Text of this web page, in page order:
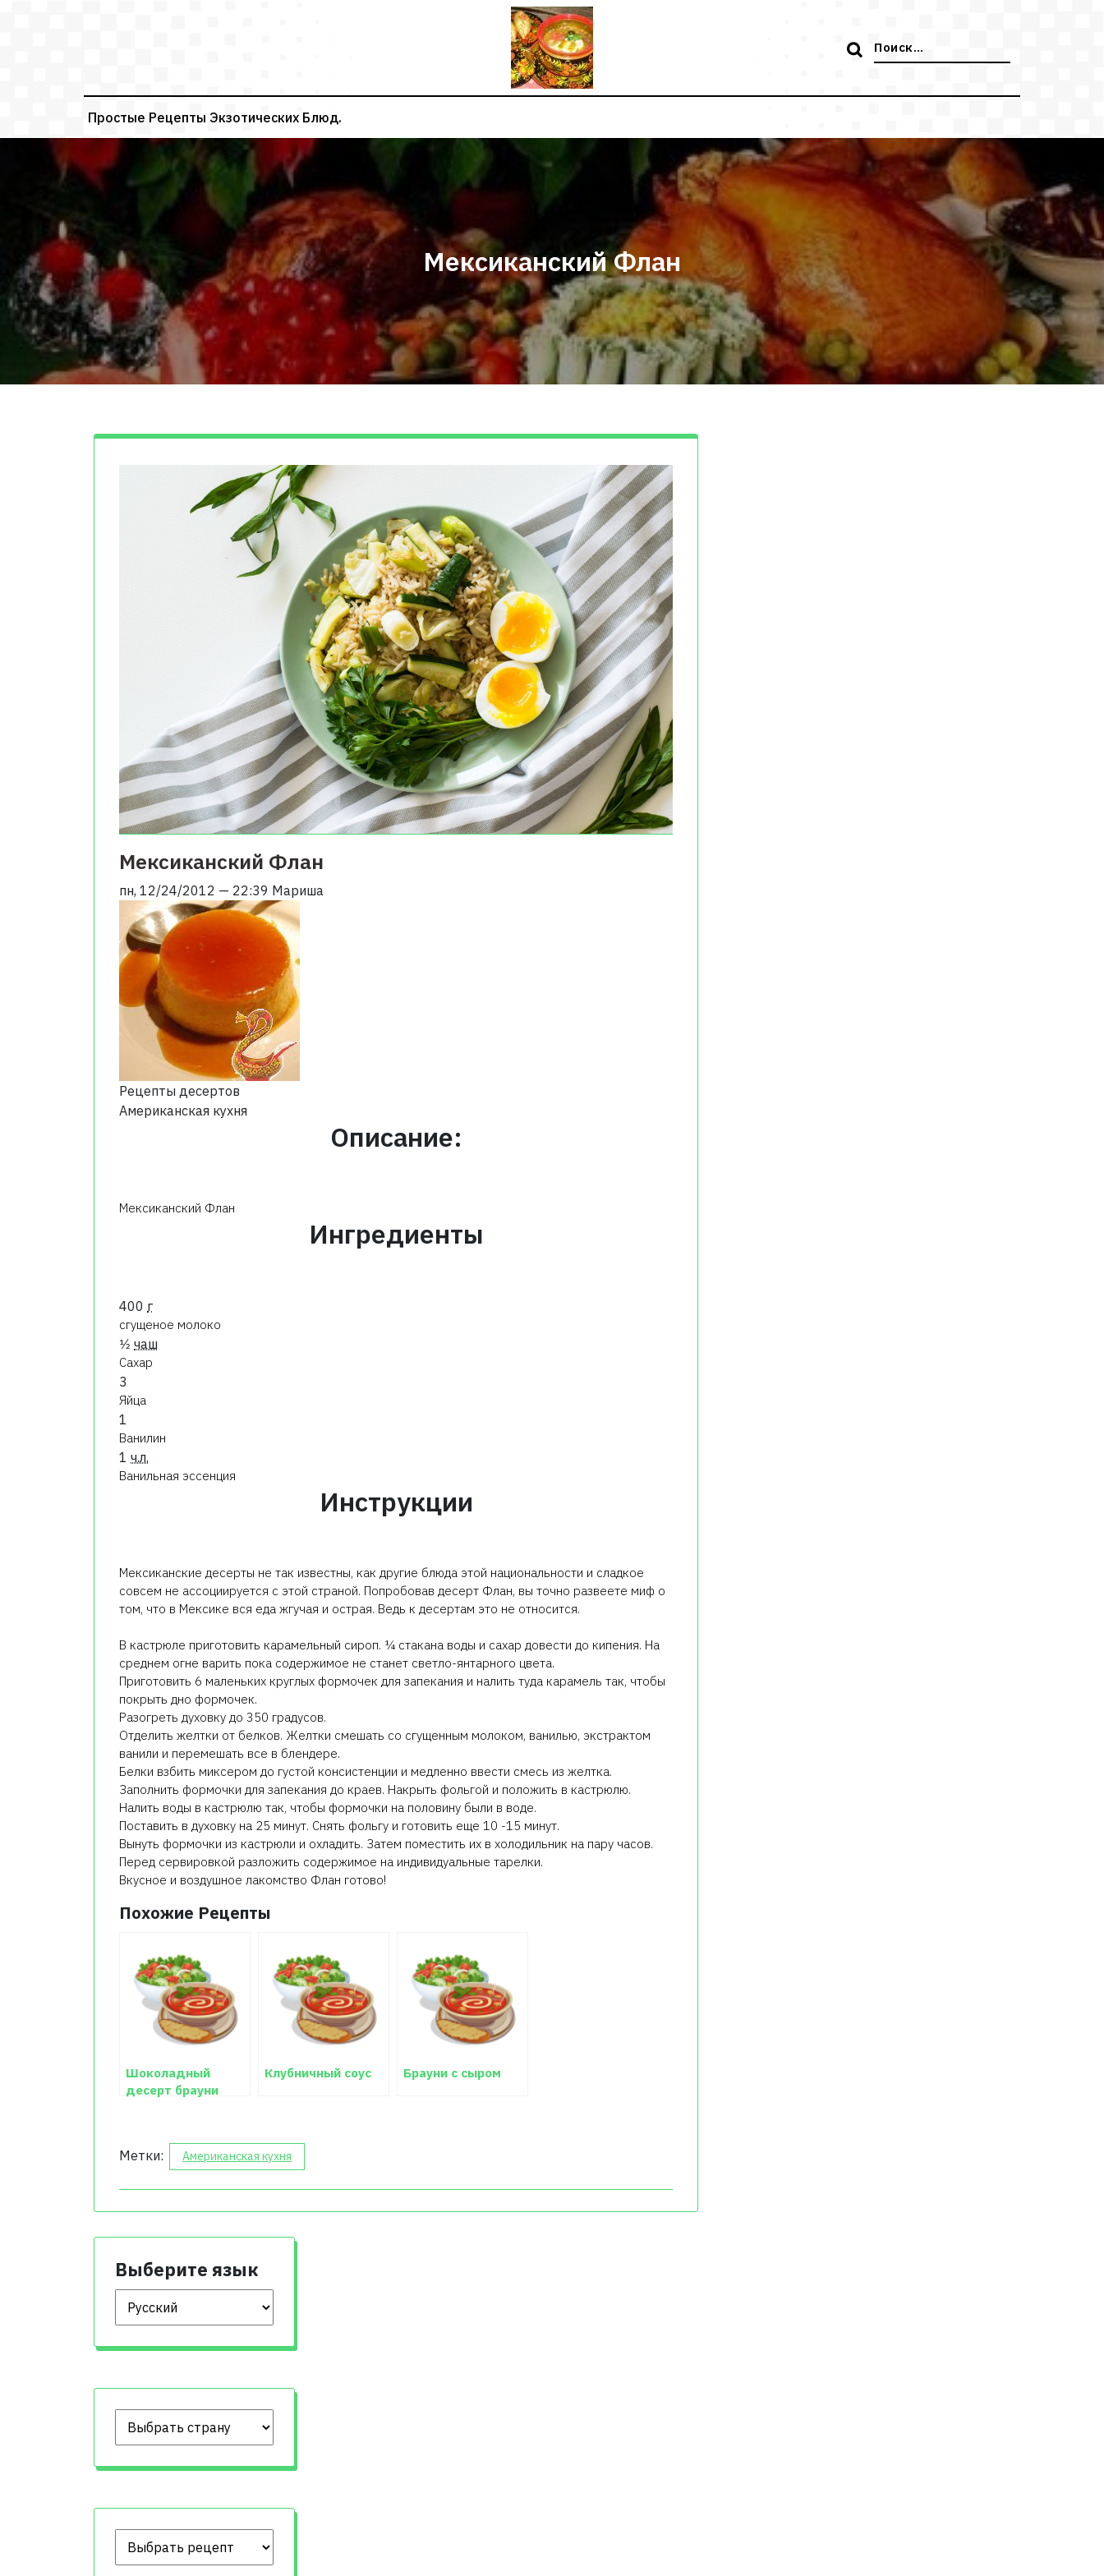
Поиск:
Простые Рецепты Экзотических Блюд.
Мексиканский Флан
Мексиканский Флан
пн, 12/24/2012 — 22:39 Мариша
Рецепты десертов
Американская кухня
Описание:
Мексиканский Флан
Ингредиенты
400 г
сгущеное молоко
1⁄2 чаш
Сахар
3
Яйца
1
Ванилин
1 ч.л.
Ванильная эссенция
Инструкции
Мексиканские десерты не так известны, как другие блюда этой национальности и сладкое
совсем не ассоциируется с этой страной. Попробовав десерт Флан, вы точно развеете миф о
том, что в Мексике вся еда жгучая и острая. Ведь к десертам это не относится.
В кастрюле приготовить карамельный сироп. ¼ стакана воды и сахар довести до кипения. На
среднем огне варить пока содержимое не станет светло-янтарного цвета.
Приготовить 6 маленьких круглых формочек для запекания и налить туда карамель так, чтобы
покрыть дно формочек.
Разогреть духовку до 350 градусов.
Отделить желтки от белков. Желтки смешать со сгущенным молоком, ванилью, экстрактом
ванили и перемешать все в блендере.
Белки взбить миксером до густой консистенции и медленно ввести смесь из желтка.
Заполнить формочки для запекания до краев. Накрыть фольгой и положить в кастрюлю.
Налить воды в кастрюлю так, чтобы формочки на половину были в воде.
Поставить в духовку на 25 минут. Снять фольгу и готовить еще 10 -15 минут.
Вынуть формочки из кастрюли и охладить. Затем поместить их в холодильник на пару часов.
Перед сервировкой разложить содержимое на индивидуальные тарелки.
Вкусное и воздушное лакомство Флан готово!
Похожие Рецепты
Шоколадный
десерт брауни
Клубничный соус Брауни с сыром
Метки: Американская кухня
Выберите язык
Выберите язык